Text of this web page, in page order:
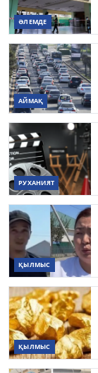
ӘЛЕМДЕ
АЙМАҚ
РУХАНИЯТ
ҚЫЛМЫС
ҚЫЛМЫС